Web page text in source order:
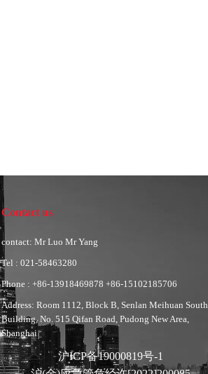
Contact us
contact: Mr Luo Mr Yang
Tel : 021-58463280
Phone : +86-13918469878 +86-15102185706
Address: Room 1112, Block B, Senlan Meihuan South
Building, No. 515 Qifan Road, Pudong New Area,
Shanghai
沪ICP备19000819号-1